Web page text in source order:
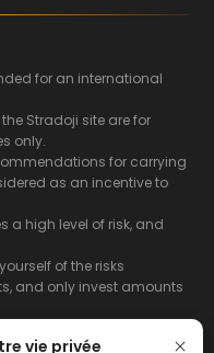
vie privée
for an international
Stradoji site are for
only.
for carrying
as an incentive to
a high level of risk, and
of the risks
and only invest amounts
results or the